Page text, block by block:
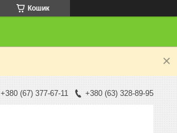
Кошик
+380 (67) 377-67-11 +380 (63) 328-89-95